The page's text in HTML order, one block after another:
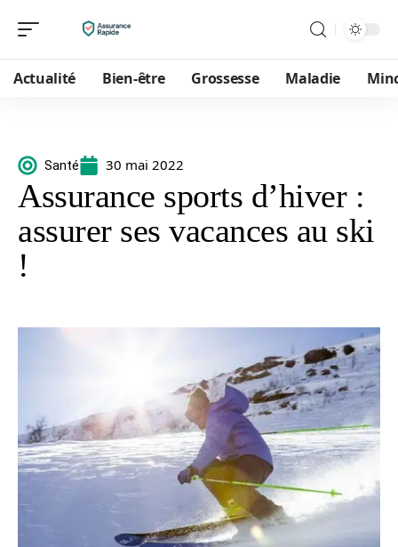
Actualité Bien-être Grossesse Maladie
Santé 30 mai 2022
Assurance sports d’hiver :
assurer ses vacances au ski
!